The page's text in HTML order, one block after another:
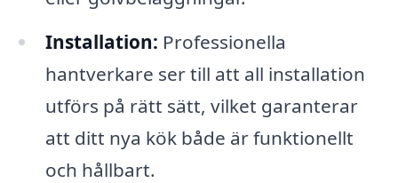
Installation: Professionella
hantverkare ser till att all installation
utförs på rätt sätt, vilket garanterar
att ditt nya kök både är funktionellt
och hållbart.